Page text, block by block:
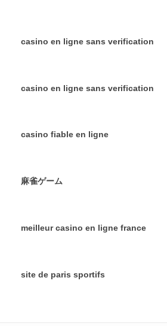
casino en ligne sans verification
casino en ligne sans verification
casino fiable en ligne
麻雀ゲーム
meilleur casino en ligne france
site de paris sportifs